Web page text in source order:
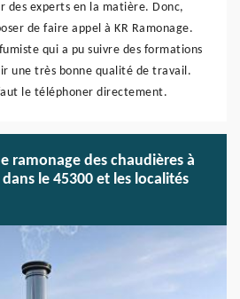
des experts en la matière. Donc,
de faire appel à KR Ramonage.
qui a pu suivre des formations
une très bonne qualité de travail.
le téléphoner directement.
ramonage des chaudières à
le 45300 et les localités